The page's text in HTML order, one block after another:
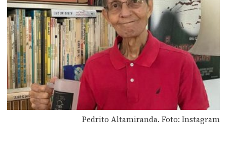
Pedrito Altamiranda. Foto: Instagram